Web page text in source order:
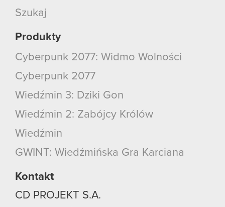
Szukaj
Produkty
Cyberpunk 2077: Widmo Wolności
Cyberpunk 2077
Wiedźmin 3: Dziki Gon
Wiedźmin 2: Zabójcy Królów
Wiedźmin
GWINT: Wiedźmińska Gra Karciana
Kontakt
CD PROJEKT S.A.